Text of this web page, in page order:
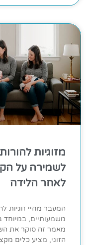
מזוגיות
לשמירה על
לאחר הלידה
המעבר מחיי זוגיות
משמעותיים,
מאמר זה סוקר את
הזוגי, מציע כלים